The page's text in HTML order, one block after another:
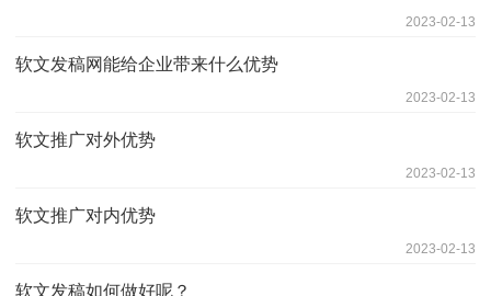
2023-02-13
软文发稿网能给企业带来什么优势
2023-02-13
软文推广对外优势
2023-02-13
软文推广对内优势
2023-02-13
软文发稿如何做好呢？